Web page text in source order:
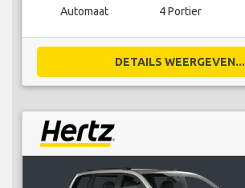
Automaat 4 Portier
DETAILS WEERGEVEN...